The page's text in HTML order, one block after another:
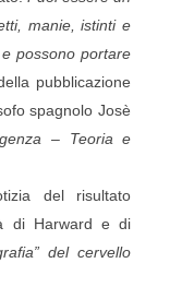
manie, istinti e
possono portare
pubblicazione
spagnolo Josè
– Teoria e
del risultato
di Harward e di
del cervello